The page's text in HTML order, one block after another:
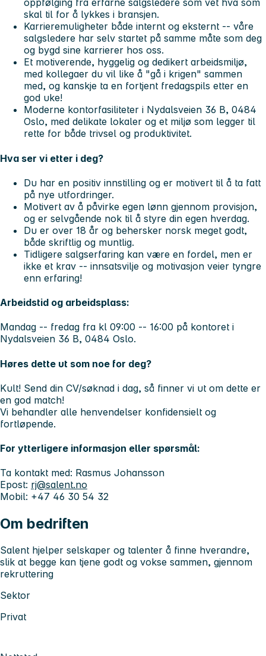
oppfølging fra erfarne salgsledere som vet hva som
skal til for å lykkes i bransjen.
Karrieremuligheter både internt og eksternt -- våre
salgsledere har selv startet på samme måte som deg
og bygd sine karrierer hos oss.
Et motiverende, hyggelig og dedikert arbeidsmiljø,
med kollegaer du vil like å "gå i krigen" sammen
med, og kanskje ta en fortjent fredagspils etter en
god uke!
Moderne kontorfasiliteter i Nydalsveien 36 B, 0484
Oslo, med delikate lokaler og et miljø som legger til
rette for både trivsel og produktivitet.
Hva ser vi etter i deg?
Du har en positiv innstilling og er motivert til å ta fatt
på nye utfordringer.
Motivert av å påvirke egen lønn gjennom provisjon,
og er selvgående nok til å styre din egen hverdag.
Du er over 18 år og behersker norsk meget godt,
både skriftlig og muntlig.
Tidligere salgserfaring kan være en fordel, men er
ikke et krav -- innsatsvilje og motivasjon veier tyngre
enn erfaring!
Arbeidstid og arbeidsplass:
Mandag -- fredag fra kl 09:00 -- 16:00 på kontoret i
Nydalsveien 36 B, 0484 Oslo.
Høres dette ut som noe for deg?
Kult! Send din CV/søknad i dag, så finner vi ut om dette er
en god match!
Vi behandler alle henvendelser konfidensielt og
fortløpende.
For ytterligere informasjon eller spørsmål:
Ta kontakt med: Rasmus Johansson
Epost: rj@salent.no
Mobil: +47 46 30 54 32
Om bedriften
Salent hjelper selskaper og talenter å finne hverandre,
slik at begge kan tjene godt og vokse sammen, gjennom
rekruttering
Sektor
Privat